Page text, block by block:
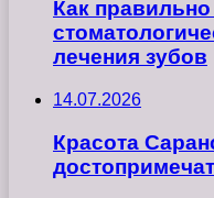
Как
лечения зубов
14.07.2026
Красота